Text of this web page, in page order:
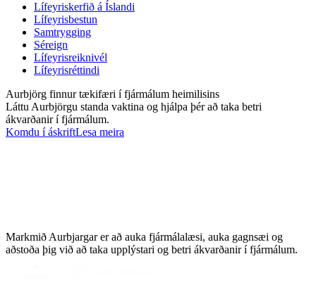
Lífeyriskerfið á Íslandi
Lífeyrisbestun
Samtrygging
Séreign
Lífeyrisreiknivél
Lífeyrisréttindi
Aurbjörg finnur tækifæri í fjármálum heimilisins
Láttu Aurbjörgu standa vaktina og hjálpa þér að taka betri
ákvarðanir í fjármálum.
Komdu í áskriftLesa meira
Markmið Aurbjargar er að auka fjármálalæsi, auka gagnsæi og
aðstoða þig við að taka upplýstari og betri ákvarðanir í fjármálum.